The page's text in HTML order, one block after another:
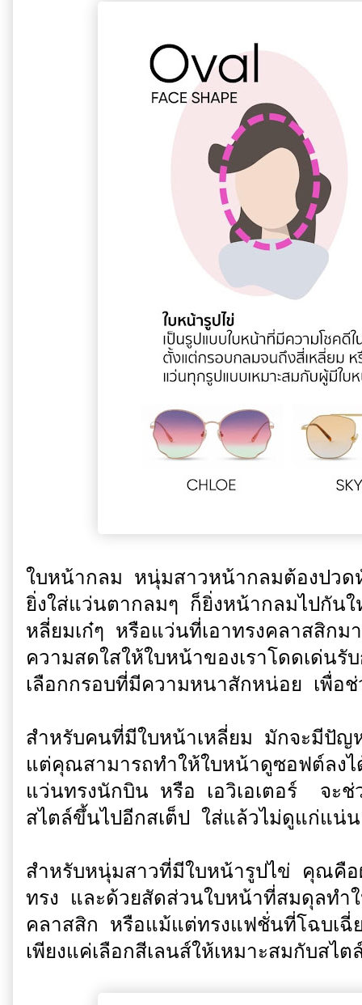
ใบหน้ากลม หนุ่มสาวหน้ากลมต้องปวด
ยิ่งใส่แว่นตากลมๆ ก็ยิ่งหน้ากลมไปกั
หลี่ยมเก๋ๆ หรือแว่นที่เอาทรงคลาสสิก
ความสดใสให้ใบหน้าของเราโดดเด่น
เลือกกรอบที่มีความหนาสักหน่อย เพื่อ
สำหรับคนที่มีใบหน้าเหลี่ยม มักจะมีปัญ
แต่คุณสามารถทำให้ใบหน้าดูซอฟต์ลง
แว่นทรงนักบิน หรือ เอวิเอเตอร์ จะ
สไตล์ขึ้นไปอีกสเต็ป ใส่แล้วไม่ดูแก่แน่
สำหรับหนุ่มสาวที่มีใบหน้ารูปไข่ คุณคือ
ทรง และด้วยสัดส่วนใบหน้าที่สมดุลทำ
คลาสสิก หรือแม้แต่ทรงแฟชั่นที่โฉบเฉี่
เพียงแค่เลือกสีเลนส์ให้เหมาะสมกับส